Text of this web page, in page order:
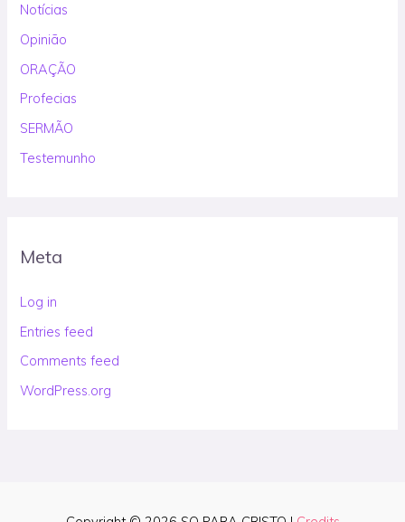
Notícias
Opinião
ORAÇÃO
Profecias
SERMÃO
Testemunho
Meta
Log in
Entries feed
Comments feed
WordPress.org